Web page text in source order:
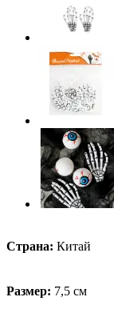
Страна: Китай
Размер: 7,5 см